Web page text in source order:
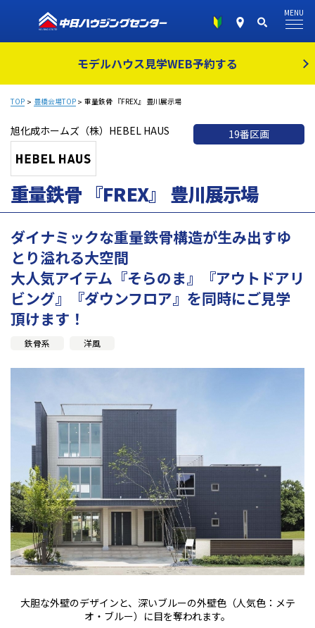
モデルハウス見学WEB予約する
MENU
TOP 豊橋会場TOP 重量鉄骨 『FREX』 豊川展示場
旭化成ホームズ（株）HEBEL HAUS 19番区画
重量鉄骨 『FREX』 豊川展示場
ダイナミックな重量鉄骨構造が生み出すゆ
とり溢れる大空間
大人気アイテム『そらのま』『アウトドアリ
ビング』『ダウンフロア』を同時にご見学
頂けます！
鉄骨系 洋風
大胆な外壁のデザインと、深いブルーの外壁色（人気色：メテ
オ・ブルー）に目を奪われます。